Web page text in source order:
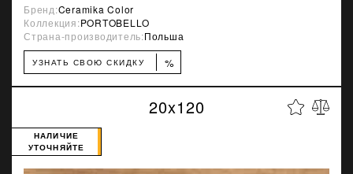
Бренд:Ceramika Color
Коллекция:PORTOBELLO
Страна-производитель:Польша
УЗНАТЬ СВОЮ СКИДКУ %
20x120
НАЛИЧИЕ
УТОЧНЯЙТЕ